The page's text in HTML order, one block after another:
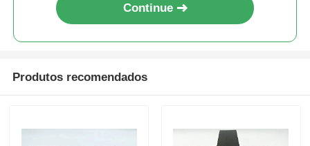
Continue
Produtos recomendados